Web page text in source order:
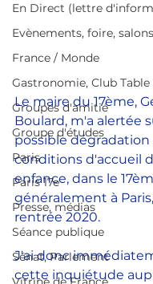
En Direct (lettre
Evènements, foire,
France / Monde
Gastronomie, Club Table
Groupes d'amitié
Groupe d'études
Paris
Paris 17e
Presse, médias
Séance publique
Sénat, Parlement
Le maire du 17ème,
Boulard, m'a alertée
possible dégradation
conditions d'accueil
enfance, dans le
généralement à
rentrée 2020.
J'ai donc
cette inquiétude